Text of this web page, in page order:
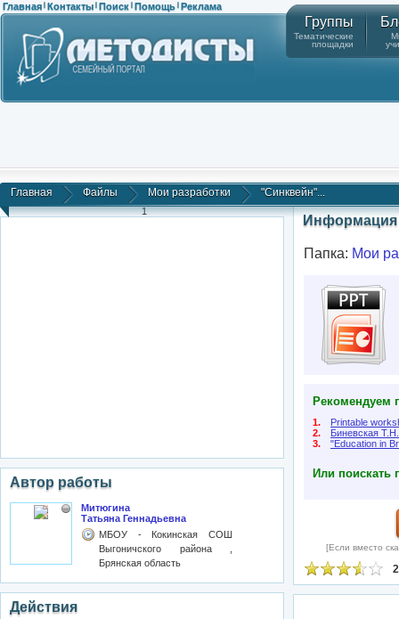
Главная | Контакты | Поиск | Помощь | Реклама
Группы
Тематические
площадки
Главная Файлы Мои разработки "Синквейн"...
1
Автор работы
Митюгина
Татьяна Геннадьевна
МБОУ - Кокинская СОШ
Выгоничского района ,
Брянская область
Действия
Информация
Папка: Мои
Рекомендуем
1.
Printable
2.
Биневская
3.
"Education in
Или поискать
[Если вместо